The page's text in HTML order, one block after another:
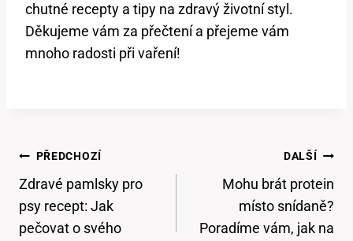
chutné recepty a tipy na zdravý životní styl.
Děkujeme vám za přečtení a přejeme vám
mnoho radosti při vaření!
Navigace
Pro
Příspěvek
PŘEDCHOZÍ
Zdravé pamlsky pro
psy recept: Jak
pečovat o svého
DALŠÍ
Mohu brát protein
místo snídaně?
Poradíme vám, jak na